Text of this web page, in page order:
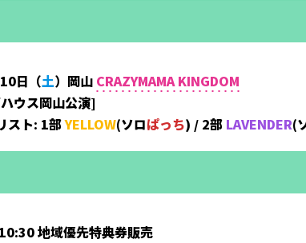
日 （土） 岡山 CRAZYMAMA KINGDOM
ウス岡山公演]
スト: 1部YELLOW(ソロぱっち) / 2部 LAVENDER(
地域優先特典券販売